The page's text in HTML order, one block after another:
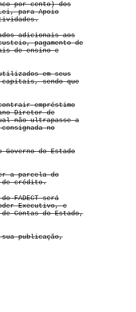
por cento) dos
para Apoio
adicionais aos
pagamento de
de ensino e
em seus
sendo que
empréstimo
Diretor de
não ultrapasse a
no
do Estado
a parcela do
de crédito.
FADECT será
Executivo, e
Contas do Estado,
publicação,